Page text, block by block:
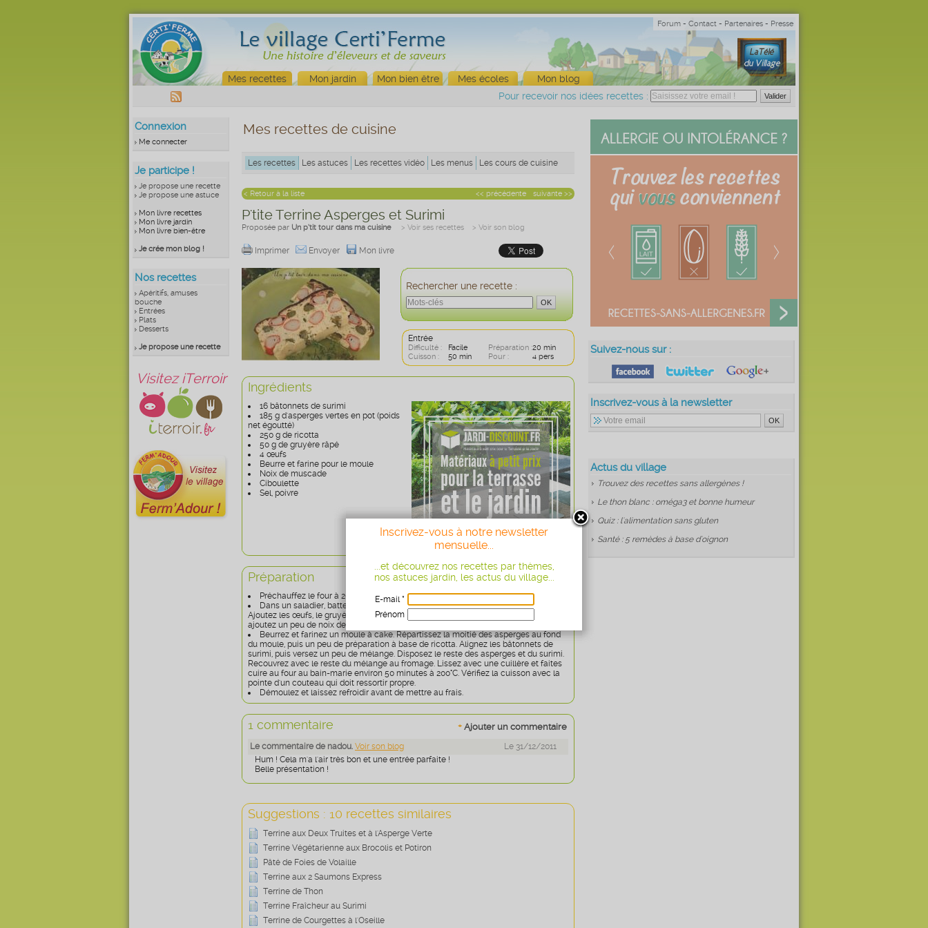
Forum - Contact - Partenaires - Presse
Mes recettes Mon jardin Mon bien être Mes écoles
Mon blog
Pour recevoir nos idées recettes :
Connexion
Me connecter
Je participe !
Je propose une recette
Je propose une astuce
Mon livre recettes
Mon livre jardin
Mon livre bien-être
Je crée mon blog !
Nos recettes
Apéritifs, amuses
bouche
Entrées
Plats
Desserts
Je propose une recette
Visitez iTerroir
Suivez-nous sur :
Inscrivez-vous à la newsletter
Actus du village
Trouvez des recettes sans allergènes !
Le thon blanc : oméga3 et bonne humeur
Quiz : l'alimentation sans gluten
Santé : 5 remèdes à base d'oignon
Mes recettes de cuisine
Les recettes Les astuces Les recettes vidéo Les menus Les cours de cuisine
suivante >>
<< précédente
< Retour à la liste
P'tite Terrine Asperges et Surimi
Proposée par Un p’tit tour dans ma cuisine > Voir ses recettes > Voir son blog
Imprimer Envoyer Mon livre
Rechercher une recette :
Entrée
Difficulté : Facile Préparation :20 min
Cuisson :
50 min Pour : 4 pers
Ingrédients
16 bâtonnets de surimi
185 g d'asperges vertes en pot (poids
net égoutté)
250 g de ricotta
50 g de gruyère râpé
4 œufs
Beurre et farine pour le moule
Noix de muscade
Ciboulette
Sel, poivre
Préparation
Préchauffez le four à 200°C.
Dans un saladier, battez la ricotta pour obtenir une consistance homogène.
Ajoutez les œufs, le gruyère et un peu de ciboulette ciselée. Salez, poivrez et
ajoutez un peu de noix de muscade. Mélangez.
Beurrez et farinez un moule à cake. Répartissez la moitié des asperges au fond
du moule, puis un peu de préparation à base de ricotta. Alignez les bâtonnets de
surimi, puis versez un peu de mélange. Disposez le reste des asperges et du surimi.
Recouvrez avec le reste du mélange au fromage. Lissez avec une cuillère et faites
cuire au four au bain-marie environ 50 minutes à 200°C. Vérifiez la cuisson avec la
pointe d'un couteau qui doit ressortir propre.
Démoulez et laissez refroidir avant de mettre au frais.
+ Ajouter un commentaire
1 commentaire
Le commentaire de nadou. Voir son blog
Le 31/12/2011
Hum ! Cela m'a l'air très bon et une entrée parfaite !
Belle présentation !
Suggestions : 10 recettes similaires
Terrine aux Deux Truites et à l'Asperge Verte
Terrine Végétarienne aux Brocolis et Potiron
Pâté de Foies de Volaille
Terrine aux 2 Saumons Express
Terrine de Thon
Terrine Fraîcheur au Surimi
Terrine de Courgettes à l'Oseille
Inscrivez-vous à notre newsletter
mensuelle...
...et découvrez nos recettes par thèmes,
nos astuces jardin, les actus du village...
E-mail *
Prénom
Age
* obligatoire